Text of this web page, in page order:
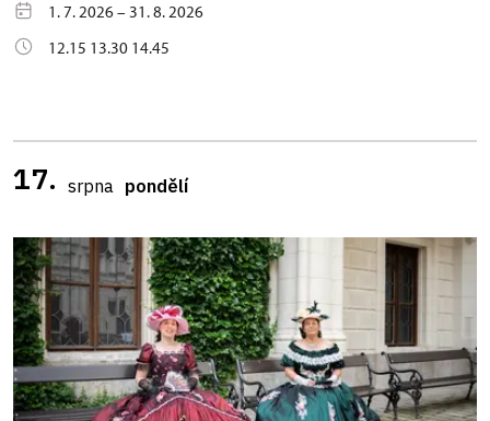
1. 7. 2026 – 31. 8. 2026
12.15 13.30 14.45
17. srpna pondělí